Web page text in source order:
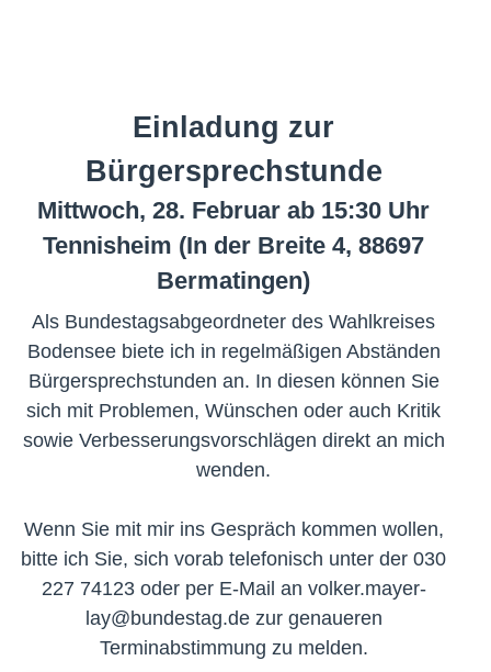
Einladung zur
Bürgersprechstunde
Mittwoch, 28. Februar ab 15:30 Uhr
Tennisheim (In der Breite 4, 88697
Bermatingen)
Als Bundestagsabgeordneter des Wahlkreises
Bodensee biete ich in regelmäßigen Abständen
Bürgersprechstunden an. In diesen können Sie
sich mit Problemen, Wünschen oder auch Kritik
sowie Verbesserungsvorschlägen direkt an mich
wenden.
Wenn Sie mit mir ins Gespräch kommen wollen,
bitte ich Sie, sich vorab telefonisch unter der 030
227 74123 oder per E-Mail an volker.mayer-
lay@bundestag.de zur genaueren
Terminabstimmung zu melden.